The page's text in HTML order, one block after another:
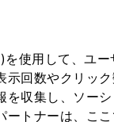
使用して、ユー
回数やクリック
を収集し、ソーシ
ートナーは、こ